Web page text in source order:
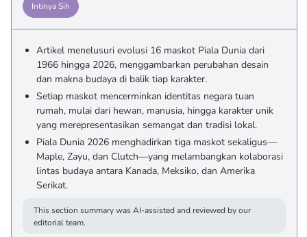
Intinya Sih
Artikel menelusuri evolusi 16 maskot Piala Dunia dari
1966 hingga 2026, menggambarkan perubahan desain
dan makna budaya di balik tiap karakter.
Setiap maskot mencerminkan identitas negara tuan
rumah, mulai dari hewan, manusia, hingga karakter unik
yang merepresentasikan semangat dan tradisi lokal.
Piala Dunia 2026 menghadirkan tiga maskot sekaligus—
Maple, Zayu, dan Clutch—yang melambangkan kolaborasi
lintas budaya antara Kanada, Meksiko, dan Amerika
Serikat.
This section summary was AI-assisted and reviewed by our
editorial team.